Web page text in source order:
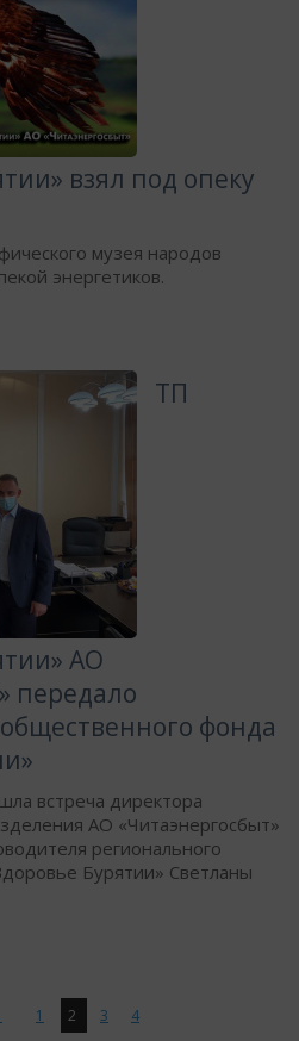
взял под опеку
музея народов
энергетиков.
​ТП
АО
передало
фонда
встреча директора
АО «Читаэнергосбыт»
регионального
Бурятии» Светланы
1 2 3
4